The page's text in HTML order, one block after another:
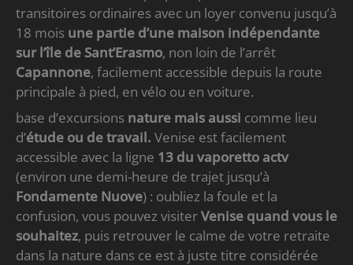
transitoires ordinaires avec un loyer convenu jusqu’à
18 mois une partie d’une maison indépendante
sur l’île de Sant’Erasmo, non loin de l’arrêt
Capannone, facilement accessible depuis la route
principale à pied, en vélo ou en voiture.
base d’excursions nature mais aussi comme lieu
d’étude ou de travail. Venise est facilement
accessible avec la ligne 13 du vaporetto actv
(environ une demi-heure de trajet jusqu’à
Fondamente Nuove) : oubliez la foule et la
confusion, vous pouvez visiterVenise quand vous le
souhaitez, puis retrouver le calme de votre retraite
dans la nature dans ce est à juste titre considérée